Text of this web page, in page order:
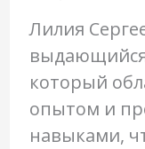
Лилия
выдающийся
который
опытом и
навыками,